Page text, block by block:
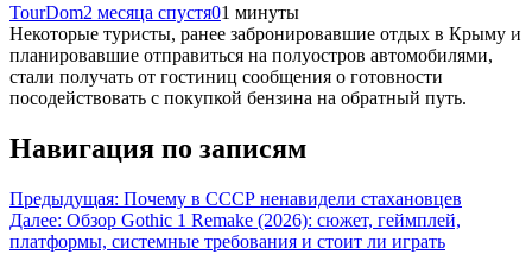
TourDom2 месяца спустя01 минуты
Некоторые туристы, ранее забронировавшие отдых в Крыму и
планировавшие отправиться на полуостров автомобилями,
стали получать от гостиниц сообщения о готовности
посодействовать с покупкой бензина на обратный путь.
Навигация по записям
Предыдущая: Почему в СССР ненавидели стахановцев
Далее: Обзор Gothic 1 Remake (2026): сюжет, геймплей,
платформы, системные требования и стоит ли играть